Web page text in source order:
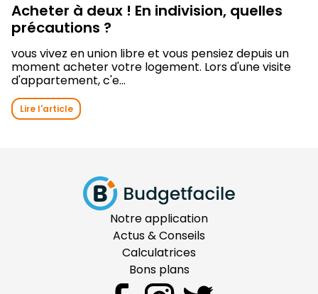
Acheter à deux ! En indivision, quelles
précautions ?
vous vivez en union libre et vous pensiez depuis un
moment acheter votre logement. Lors d'une visite
d'appartement, c'e...
Lire l'article
Notre application
Actus & Conseils
Calculatrices
Bons plans